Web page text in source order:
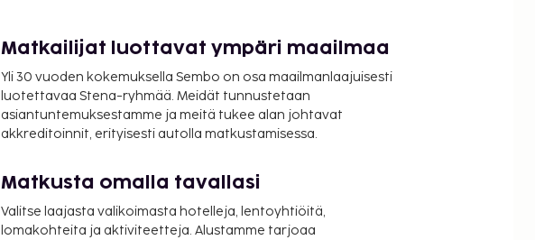
Matkailijat luottavat ympäri maailmaa
Yli 30 vuoden kokemuksella Sembo on osa maailmanlaajuisesti
luotettavaa Stena-ryhmää. Meidät tunnustetaan
asiantuntemuksestamme ja meitä tukee alan johtavat
akkreditoinnit, erityisesti autolla matkustamisessa.
Matkusta omalla tavallasi
Valitse laajasta valikoimasta hotelleja, lentoyhtiöitä,
lomakohteita ja aktiviteetteja. Alustamme tarjoaa